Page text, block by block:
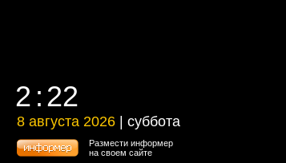
2 22
2 22
8 августа 2026 | суббота
8 августа 2026 | суббота
Размести информер
на своем сайте